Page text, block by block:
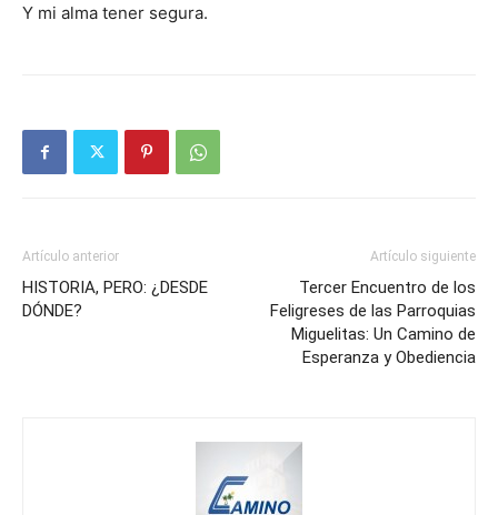
Y mi alma tener segura.
Artículo anterior
HISTORIA, PERO: ¿DESDE
DÓNDE?
Artículo siguiente
Tercer Encuentro de los
Feligreses de las Parroquias
Miguelitas: Un Camino de
Esperanza y Obediencia